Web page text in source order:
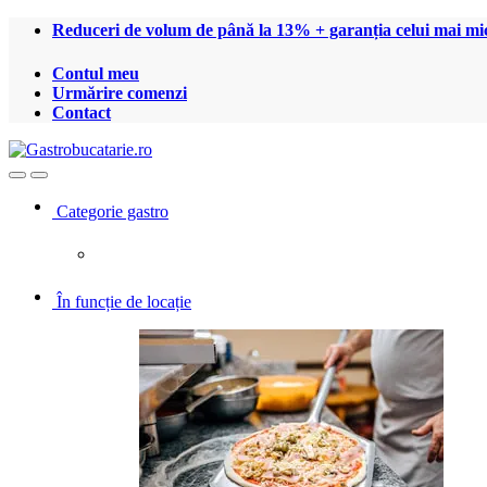
Treci
navigare
Treci
conținut
Reduceri de volum de până la 13% + garanția celui mai
Contul meu
Urmărire comenzi
Contact
OpenClose
Categorie gastro
În funcție de locație